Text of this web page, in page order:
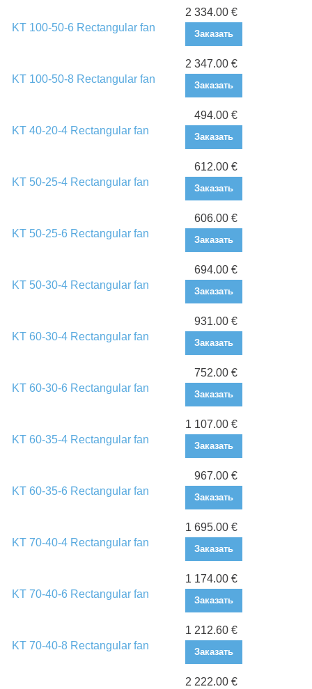
KT 100-50-6 Rectangular fan
2 334.00 €
Заказать
KT 100-50-8 Rectangular fan
2 347.00 €
Заказать
KT 40-20-4 Rectangular fan
494.00 €
Заказать
KT 50-25-4 Rectangular fan
612.00 €
Заказать
KT 50-25-6 Rectangular fan
606.00 €
Заказать
KT 50-30-4 Rectangular fan
694.00 €
Заказать
KT 60-30-4 Rectangular fan
931.00 €
Заказать
KT 60-30-6 Rectangular fan
752.00 €
Заказать
KT 60-35-4 Rectangular fan
1 107.00 €
Заказать
KT 60-35-6 Rectangular fan
967.00 €
Заказать
KT 70-40-4 Rectangular fan
1 695.00 €
Заказать
KT 70-40-6 Rectangular fan
1 174.00 €
Заказать
KT 70-40-8 Rectangular fan
1 212.60 €
Заказать
2 222.00 €